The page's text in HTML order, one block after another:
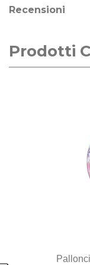
Recensioni
Prodotti